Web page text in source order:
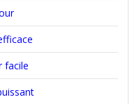
facile